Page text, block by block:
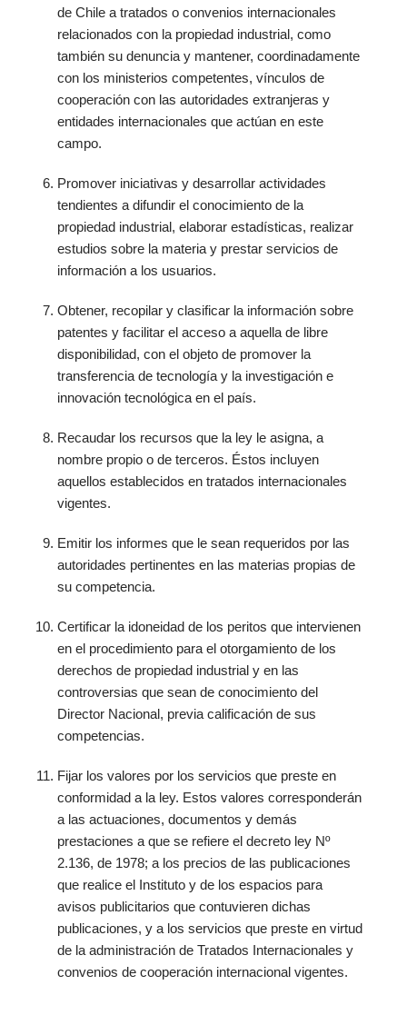
de Chile a tratados o convenios internacionales
relacionados con la propiedad industrial, como
también su denuncia y mantener, coordinadamente
con los ministerios competentes, vínculos de
cooperación con las autoridades extranjeras y
entidades internacionales que actúan en este
campo.
Promover iniciativas y desarrollar actividades
tendientes a difundir el conocimiento de la
propiedad industrial, elaborar estadísticas, realizar
estudios sobre la materia y prestar servicios de
información a los usuarios.
Obtener, recopilar y clasificar la información sobre
patentes y facilitar el acceso a aquella de libre
disponibilidad, con el objeto de promover la
transferencia de tecnología y la investigación e
innovación tecnológica en el país.
Recaudar los recursos que la ley le asigna, a
nombre propio o de terceros. Éstos incluyen
aquellos establecidos en tratados internacionales
vigentes.
Emitir los informes que le sean requeridos por las
autoridades pertinentes en las materias propias de
su competencia.
Certificar la idoneidad de los peritos que intervienen
en el procedimiento para el otorgamiento de los
derechos de propiedad industrial y en las
controversias que sean de conocimiento del
Director Nacional, previa calificación de sus
competencias.
Fijar los valores por los servicios que preste en
conformidad a la ley. Estos valores corresponderán
a las actuaciones, documentos y demás
prestaciones a que se refiere el decreto ley Nº
2.136, de 1978; a los precios de las publicaciones
que realice el Instituto y de los espacios para
avisos publicitarios que contuvieren dichas
publicaciones, y a los servicios que preste en virtud
de la administración de Tratados Internacionales y
convenios de cooperación internacional vigentes.